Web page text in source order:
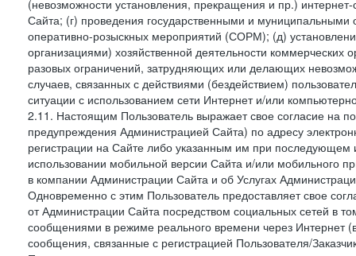
(невозможности установления, прекращения и пр.)
Сайта; (г) проведения государственными и
оперативно-розыскных мероприятий (СОРМ); (д)
организациями) хозяйственной деятельности коммерческих
разовых ограничений, затрудняющих или делающих
случаев, связанных с действиями (бездействием)
ситуации с использованием сети Интернет и/или
2.11. Настоящим Пользователь выражает свое согласие на
предупреждения Администрацией Сайта) по адресу
регистрации на Сайте либо указанным им при
использовании мобильной версии Сайта и/или мобильного
в компании Администрации Сайта и об Услугах
Одновременно с этим Пользователь предоставляет свое
от Администрации Сайта посредством социальных сетей в
сообщениями в режиме реального времени через Интернет
сообщения, связанные с регистрацией Пользователя/